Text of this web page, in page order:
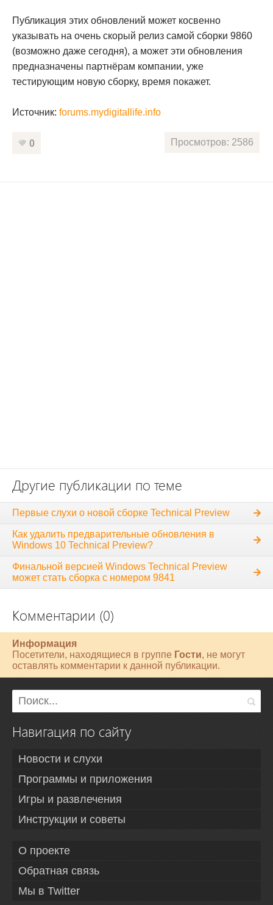
Публикация этих обновлений может косвенно
указывать на очень скорый релиз самой сборки 9860
(возможно даже сегодня), а может эти обновления
предназначены партнёрам компании, уже
тестирующим новую сборку, время покажет.
Источник: forums.mydigitallife.info
0 Просмотров: 2586
Другие публикации по теме
Первые слухи о новой сборке Technical Preview
Как удалить предварительные обновления в
Windows 10 Technical Preview?
Финальной версией Windows Technical Preview
может стать сборка с номером 9841
Комментарии (0)
Информация
Посетители, находящиеся в группе Гости, не могут
оставлять комментарии к данной публикации.
Навигация по сайту
Новости и слухи
Программы и приложения
Игры и развлечения
Инструкции и советы
О проекте
Обратная связь
Мы в Twitter